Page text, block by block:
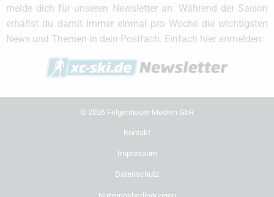
melde dich für unseren Newsletter an. Während der Saison
erhältst du damit immer einmal pro Woche die wichtigsten
News und Themen in dein Postfach. Einfach hier anmelden:
© 2026 Felgenhauer Medien GbR
Kontakt
Impressum
Datenschutz